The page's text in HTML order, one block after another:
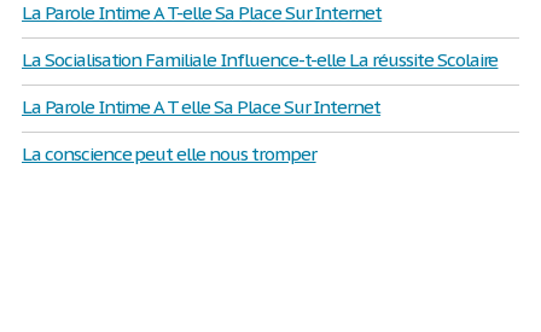
La Parole Intime A T-elle Sa Place Sur Internet
La Socialisation Familiale Influence-t-elle La réussite Scolaire
La Parole Intime A T elle Sa Place Sur Internet
La conscience peut elle nous tromper